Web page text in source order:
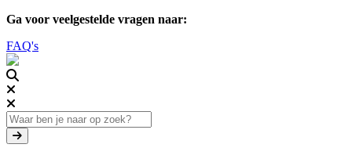
Ga voor veelgestelde vragen naar:
FAQ's